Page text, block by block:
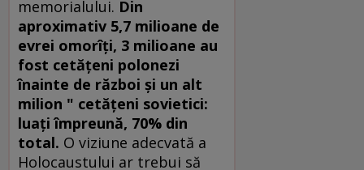
memorialului. Din
aproximativ 5,7 milioane de
evrei omorîţi, 3 milioane au
fost cetăţeni polonezi
înainte de război şi un alt
milion " cetăţeni sovietici:
luaţi împreună, 70% din
total. O viziune adecvată a
Holocaustului ar trebui să